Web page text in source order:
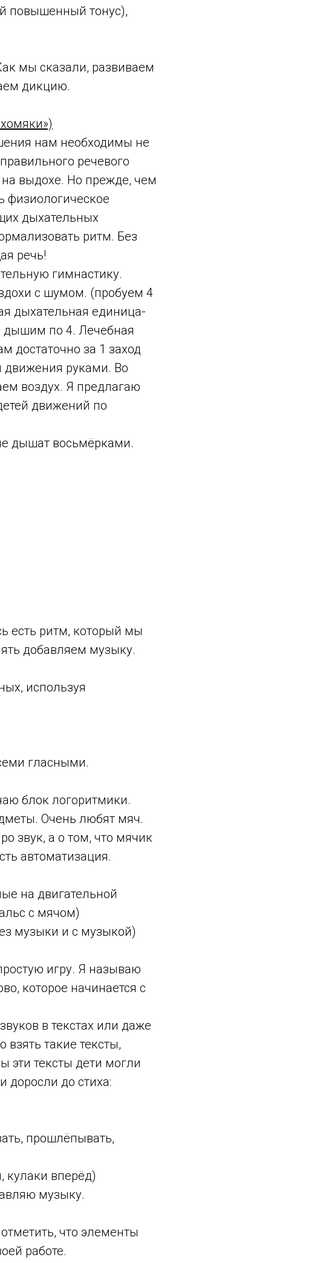
повышенный тонус),
мы сказали, развиваем
дикцию.
нам необходимы не
речевого
выдохе. Но прежде, чем
физиологическое
дыхательных
ритм. Без
речь!
гимнастику.
с шумом. (пробуем 4
дыхательная единица-
дышим по 4. Лечебная
достаточно за 1 заход
движения руками. Во
воздух. Я предлагаю
движений по
дышат восьмёрками.
есть ритм, который мы
добавляем музыку.
используя
гласными.
блок логоритмики.
Очень любят мяч.
звук, а о том, что мячик
автоматизация.
на двигательной
с мячом)
музыки и с музыкой)
игру. Я называю
которое начинается с
в текстах или даже
такие тексты,
тексты дети могли
доросли до стиха:
прошлёпывать,
вперёд)
музыку.
что элементы
работе.